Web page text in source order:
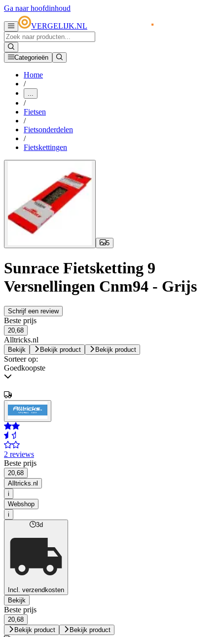
Ga naar hoofdinhoud
VERGELIJK.NL
Categorieën
Home
/
...
/
Fietsen
/
Fietsonderdelen
/
Fietskettingen
5
Sunrace Fietsketting 9
Versnellingen Cnm94 - Grijs
Schrijf een review
Beste prijs
20,68
Alltricks.nl
Bekijk Bekijk product Bekijk product
Sorteer op:
Goedkoopste
2 reviews
Beste prijs
20,68
Alltricks.nl
i
Webshop
i
3d
Incl. verzendkosten
Bekijk
Beste prijs
20,68
Bekijk product
Bekijk product